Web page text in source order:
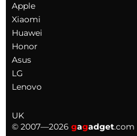
Apple
Xiaomi
Huawei
Honor
Asus
LG
Lenovo
UK
© 2007—2026 gagadget.com